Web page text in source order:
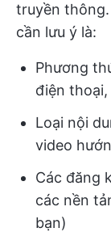
truyền
cần lưu ý là:
Phương
điện
Loại nội
video
Các đăng
các nền
bạn)